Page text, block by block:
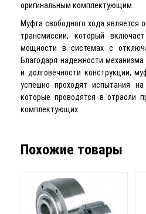
оригинальным комплектующим.
Муфта свободного хода является
трансмиссии, который
мощности в системах с
Благодаря надежности
и долговечности конструкции,
успешно проходят испытания на
которые проводятся в отрасли
комплектующих.
Похожие товары